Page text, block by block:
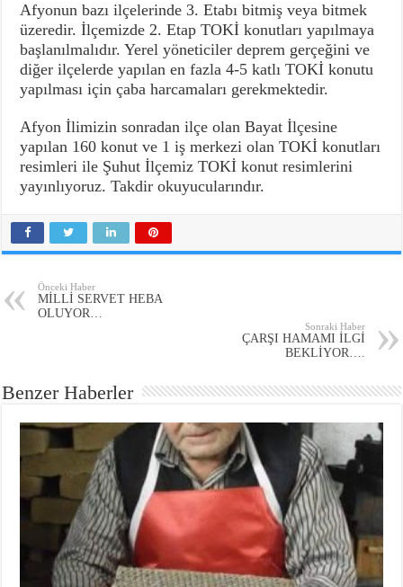
Afyonun bazı ilçelerinde 3. Etabı bitmiş veya bitmek
üzeredir. İlçemizde 2. Etap TOKİ konutları yapılmaya
başlanılmalıdır. Yerel yöneticiler deprem gerçeğini ve
diğer ilçelerde yapılan en fazla 4-5 katlı TOKİ konutu
yapılması için çaba harcamaları gerekmektedir.
Afyon İlimizin sonradan ilçe olan Bayat İlçesine
yapılan 160 konut ve 1 iş merkezi olan TOKİ konutları
resimleri ile Şuhut İlçemiz TOKİ konut resimlerini
yayınlıyoruz. Takdir okuyucularındır.
Önceki Haber
MİLLİ SERVET HEBA
OLUYOR…
Sonraki Haber
ÇARŞI HAMAMI İLGİ
BEKLİYOR….
Benzer Haberler